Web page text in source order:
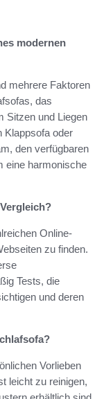
modernen
mehrere Faktoren
das
Sitzen und Liegen
Klappsofa oder
den verfügbaren
eine harmonische
Online-
zu finden.
Tests, die
und deren
Vorlieben
leicht zu reinigen,